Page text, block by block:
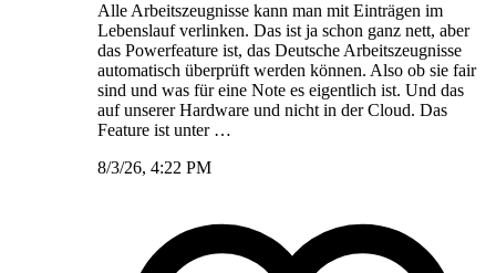
Alle Arbeitszeugnisse kann man mit Einträgen im
Lebenslauf verlinken. Das ist ja schon ganz nett, aber
das Powerfeature ist, das Deutsche Arbeitszeugnisse
automatisch überprüft werden können. Also ob sie fair
sind und was für eine Note es eigentlich ist. Und das
auf unserer Hardware und nicht in der Cloud. Das
Feature ist unter …
8/3/26, 4:22 PM